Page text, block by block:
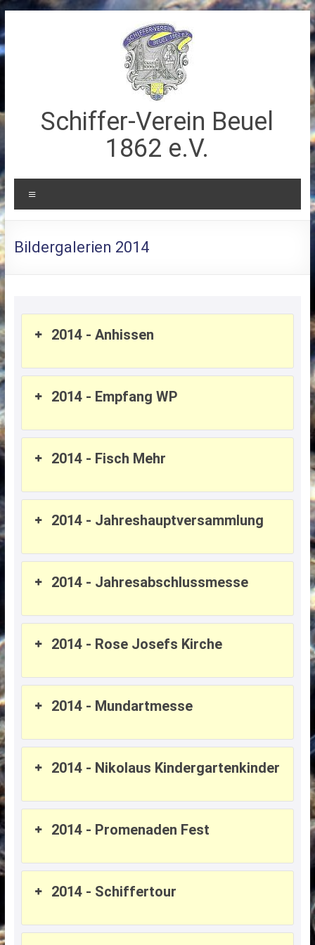
Inhalt
springen
Schiffer-Verein Beuel
1862 e.V.
Bildergalerien 2014
2014 - Anhissen
2014 - Empfang WP
2014 - Fisch Mehr
2014 - Jahreshauptversammlung
2014 - Jahresabschlussmesse
2014 - Rose Josefs Kirche
2014 - Mundartmesse
2014 - Nikolaus Kindergartenkinder
2014 - Promenaden Fest
2014 - Schiffertour